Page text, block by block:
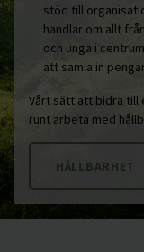
stöd till
handlar om allt
och unga i
att samla in
Vårt sätt att bidra till
runt arbeta med
HÅLLBARHET